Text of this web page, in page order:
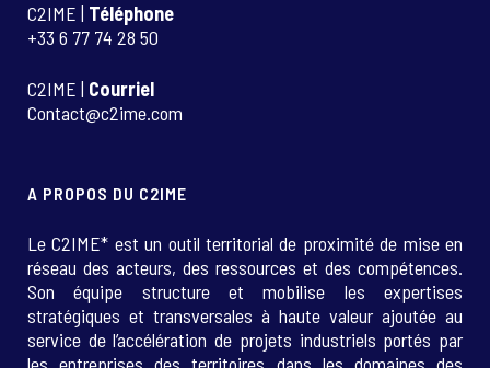
C2IME | Téléphone
+33 6 77 74 28 50
C2IME | Courriel
Contact@c2ime.com
A PROPOS DU C2IME
Le C2IME* est un outil territorial de proximité de mise en
réseau des acteurs, des ressources et des compétences.
Son équipe structure et mobilise les expertises
stratégiques et transversales à haute valeur ajoutée au
service de l’accélération de projets industriels portés par